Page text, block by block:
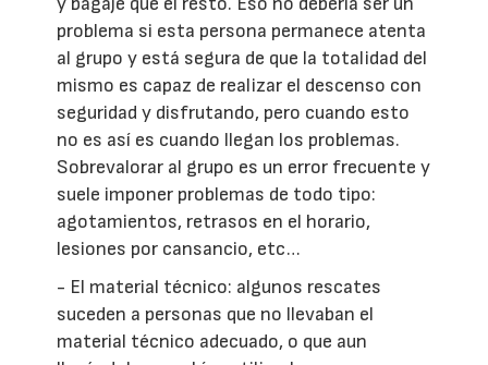
problema si esta persona permanece atenta
al grupo y está segura de que la totalidad del
mismo es capaz de realizar el descenso con
seguridad y disfrutando, pero cuando esto
no es así es cuando llegan los problemas.
Sobrevalorar al grupo es un error frecuente y
suele imponer problemas de todo tipo:
agotamientos, retrasos en el horario,
lesiones por cansancio, etc…
- El material técnico: algunos rescates
suceden a personas que no llevaban el
material técnico adecuado, o que aun